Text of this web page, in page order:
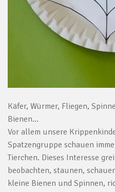
Käfer, Würmer, Fliegen,
Bienen…
Vor allem unsere
Spatzengruppe schauen
Tierchen. Dieses Interesse
beobachten, staunen,
kleine Bienen und Spinnen,